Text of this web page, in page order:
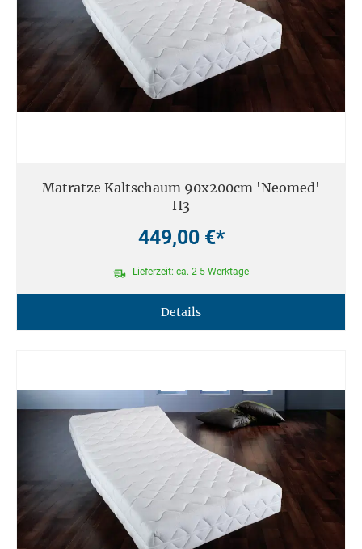
Matratze Kaltschaum 90x200cm 'Neomed'
H3
449,00 €*
Lieferzeit: ca. 2-5 Werktage
Details